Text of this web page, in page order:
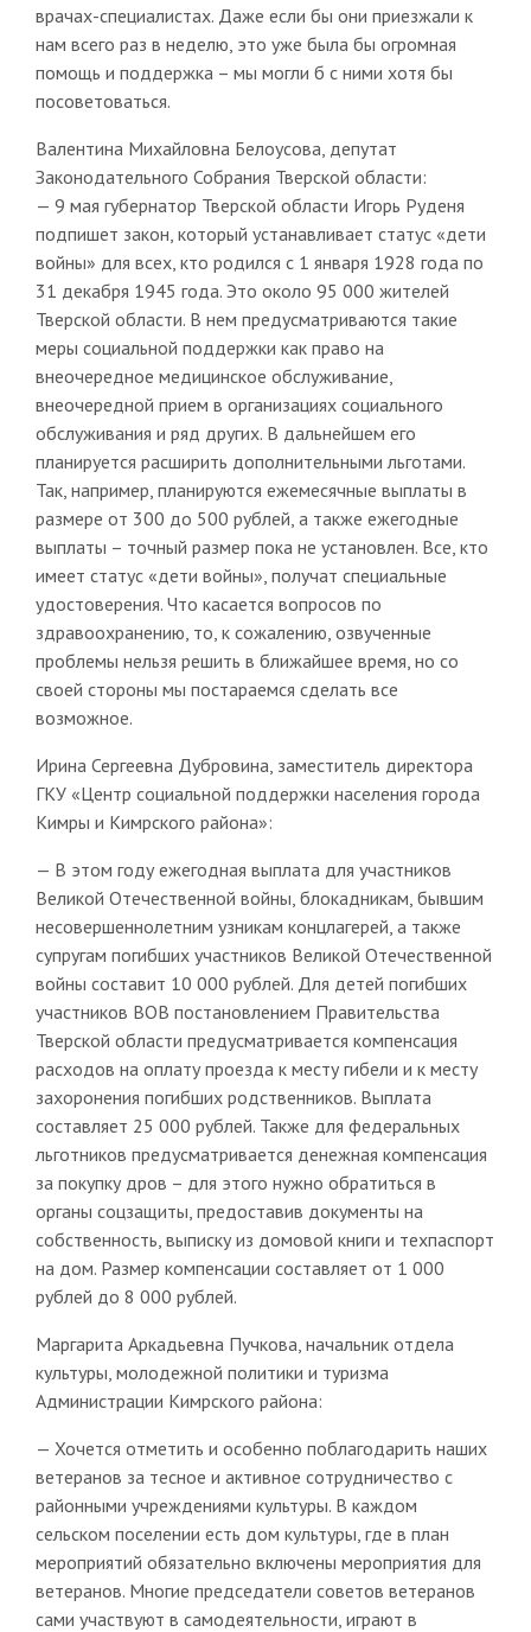
врачах-специалистах. Даже если бы они приезжали к
нам всего раз в неделю, это уже была бы огромная
помощь и поддержка – мы могли б с ними хотя бы
посоветоваться.
Валентина Михайловна Белоусова, депутат
Законодательного Собрания Тверской области:
— 9 мая губернатор Тверской области Игорь Руденя
подпишет закон, который устанавливает статус «дети
войны» для всех, кто родился с 1 января 1928 года по
31 декабря 1945 года. Это около 95 000 жителей
Тверской области. В нем предусматриваются такие
меры социальной поддержки как право на
внеочередное медицинское обслуживание,
внеочередной прием в организациях социального
обслуживания и ряд других. В дальнейшем его
планируется расширить дополнительными льготами.
Так, например, планируются ежемесячные выплаты в
размере от 300 до 500 рублей, а также ежегодные
выплаты – точный размер пока не установлен. Все, кто
имеет статус «дети войны», получат специальные
удостоверения. Что касается вопросов по
здравоохранению, то, к сожалению, озвученные
проблемы нельзя решить в ближайшее время, но со
своей стороны мы постараемся сделать все
возможное.
Ирина Сергеевна Дубровина, заместитель директора
ГКУ «Центр социальной поддержки населения города
Кимры и Кимрского района»:
— В этом году ежегодная выплата для участников
Великой Отечественной войны, блокадникам, бывшим
несовершеннолетним узникам концлагерей, а также
супругам погибших участников Великой Отечественной
войны составит 10 000 рублей. Для детей погибших
участников ВОВ постановлением Правительства
Тверской области предусматривается компенсация
расходов на оплату проезда к месту гибели и к месту
захоронения погибших родственников. Выплата
составляет 25 000 рублей. Также для федеральных
льготников предусматривается денежная компенсация
за покупку дров – для этого нужно обратиться в
органы соцзащиты, предоставив документы на
собственность, выписку из домовой книги и техпаспорт
на дом. Размер компенсации составляет от 1 000
рублей до 8 000 рублей.
Маргарита Аркадьевна Пучкова, начальник отдела
культуры, молодежной политики и туризма
Администрации Кимрского района:
— Хочется отметить и особенно поблагодарить наших
ветеранов за тесное и активное сотрудничество с
районными учреждениями культуры. В каждом
сельском поселении есть дом культуры, где в план
мероприятий обязательно включены мероприятия для
ветеранов. Многие председатели советов ветеранов
сами участвуют в самодеятельности, играют в